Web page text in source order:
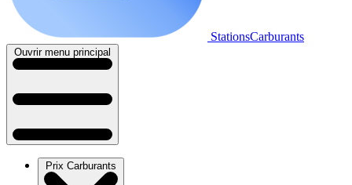
StationsCarburants
Ouvrir menu principal
Prix Carburants